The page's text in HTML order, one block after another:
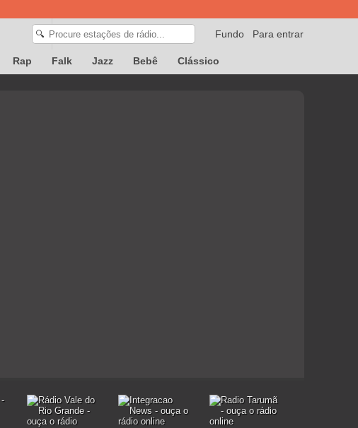
Para entrar
Fundo
🔍
Rap Falk Jazz Bebê Clássico